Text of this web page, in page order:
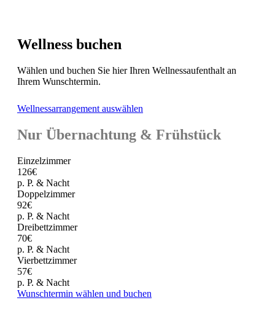
Wellness buchen
Wählen und buchen Sie hier Ihren Wellnessaufenthalt an
Ihrem Wunschtermin.
Wellnessarrangement auswählen
Nur Übernachtung & Frühstück
Einzelzimmer
126€
p. P. & Nacht
Doppelzimmer
92€
p. P. & Nacht
Dreibettzimmer
70€
p. P. & Nacht
Vierbettzimmer
57€
p. P. & Nacht
Wunschtermin wählen und buchen